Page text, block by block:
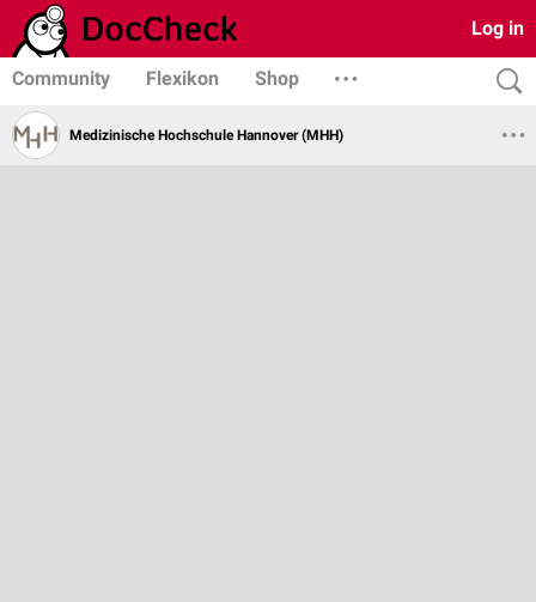
Log in
Community Flexikon Shop
Medizinische Hochschule Hannover (MHH)